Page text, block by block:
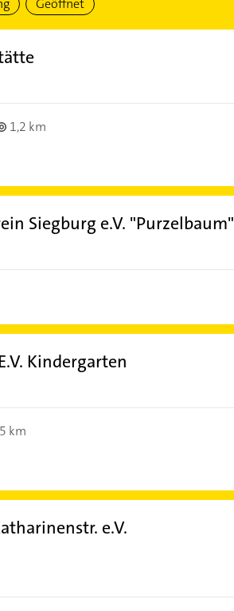
Geöffnet
1,2 km
Siegburg e.V. "Purzelbaum"
Kindergarten
km
e.V.